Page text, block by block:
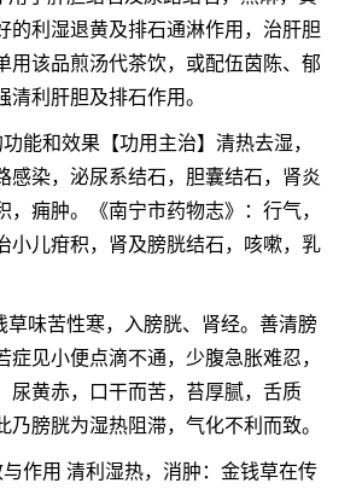
的利湿退黄及排石通淋作用，治肝胆
用该品煎汤代茶饮，或配伍茵陈、郁
清利肝胆及排石作用。
能和效果【功用主治】清热去湿，
感染，泌尿系结石，胆囊结石，肾炎
，痈肿。《南宁市药物志》：行气，
小儿疳积，肾及膀胱结石，咳嗽，乳
草味苦性寒，入膀胱、肾经。善清膀
症见小便点滴不通，少腹急胀难忍，
尿黄赤，口干而苦，苔厚腻，舌质
乃膀胱为湿热阻滞，气化不利而致。
作用 清利湿热，消肿：金钱草在传